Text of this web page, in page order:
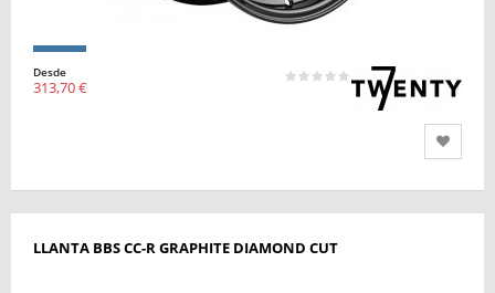
Desde
313,70 €
LLANTA BBS CC-R GRAPHITE DIAMOND CUT